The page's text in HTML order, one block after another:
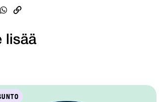
lisää